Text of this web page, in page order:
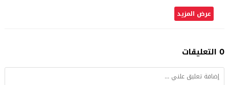
عرض المزيد
0 التعليقات